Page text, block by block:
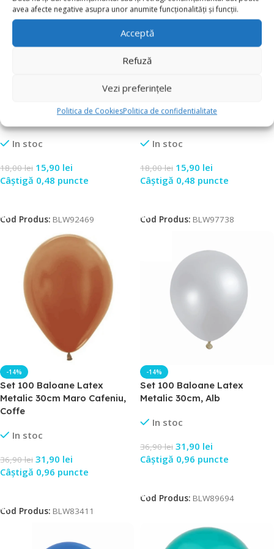
avea afecte negative asupra unor anumite funcționalități și funcții.
Acceptă
Refuză
Vezi preferințele
Politica de CookiesPolitica de confidentialitate
Set 100 Baloane Latex
Metalic 13cm, Verde
In stoc
18,00lei 15,90 lei
Câștigă 0,48 puncte
Cod Produs: BLW92469
-12%
Set 100 Baloane Latex
Metalic 13cm, Verde Deschis
In stoc
18,00lei 15,90 lei
Câștigă 0,48 puncte
Cod Produs: BLW97738
-14%
Set 100 Baloane Latex
Metalic 30cm Maro Cafeniu,
Coffe
In stoc
36,90lei 31,90 lei
Câștigă 0,96 puncte
Cod Produs: BLW83411
-14%
Set 100 Baloane Latex
Metalic 30cm, Alb
In stoc
36,90lei 31,90 lei
Câștigă 0,96 puncte
Cod Produs: BLW89694